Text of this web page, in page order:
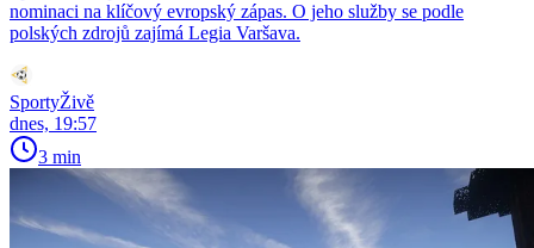
nominaci na klíčový evropský zápas. O jeho služby se podle
polských zdrojů zajímá Legia Varšava.
SportyŽivě
dnes, 19:57
3 min